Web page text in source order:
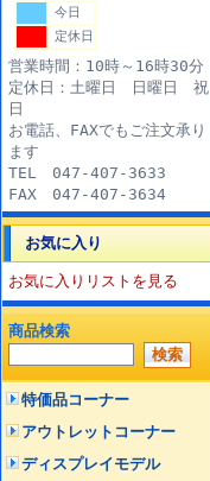
今日
定休日
営業時間：10時～16時30分
定休日：土曜日 日曜日 祝
日
お電話、FAXでもご注文承り
ます
TEL 047-407-3633
FAX 047-407-3634
お気に入り
お気に入りリストを見る
商品検索
特価品コーナー
アウトレットコーナー
ディスプレイモデル